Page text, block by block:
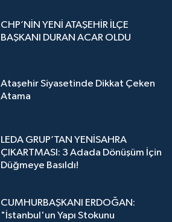
CHP’NİN YENİ ATAŞEHİR İLÇE
BAŞKANI DURAN ACAR OLDU
Ataşehir Siyasetinde Dikkat Çeken
Atama
LEDA GRUP’TAN YENİSAHRA
ÇIKARTMASI: 3 Adada Dönüşüm İçin
Düğmeye Basıldı!
CUMHURBAŞKANI ERDOĞAN:
"İstanbul'un Yapı Stokunu